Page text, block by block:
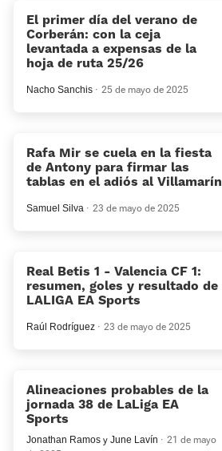
El primer día del verano de
Corberán: con la ceja
levantada a expensas de la
hoja de ruta 25/26
Nacho Sanchis 25 de mayo de 2025
Rafa Mir se cuela en la fiesta
de Antony para firmar las
tablas en el adiós al Villamarín
Samuel Silva 23 de mayo de 2025
Real Betis 1 - Valencia CF 1:
resumen, goles y resultado de
LALIGA EA Sports
Raúl Rodríguez 23 de mayo de 2025
Alineaciones probables de la
jornada 38 de LaLiga EA
Sports
Jonathan Ramos y June Lavín
21 de mayo